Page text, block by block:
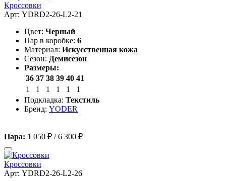
Кроссовки
Арт: YDRD2-26-L2-21
Цвет: Черный
Пар в коробке: 6
Материал: Искусственная кожа
Сезон: Демисезон
Размеры:
36 37 38 39 40 41
1
1 1 1 1
1
Подкладка: Текстиль
Бренд: YODER
Пара: 1 050 ₽ /6 300 ₽
Кроссовки
Арт: YDRD2-26-L2-26